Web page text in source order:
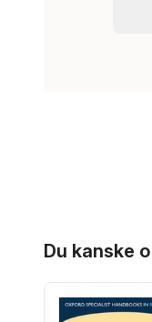
Du kanske